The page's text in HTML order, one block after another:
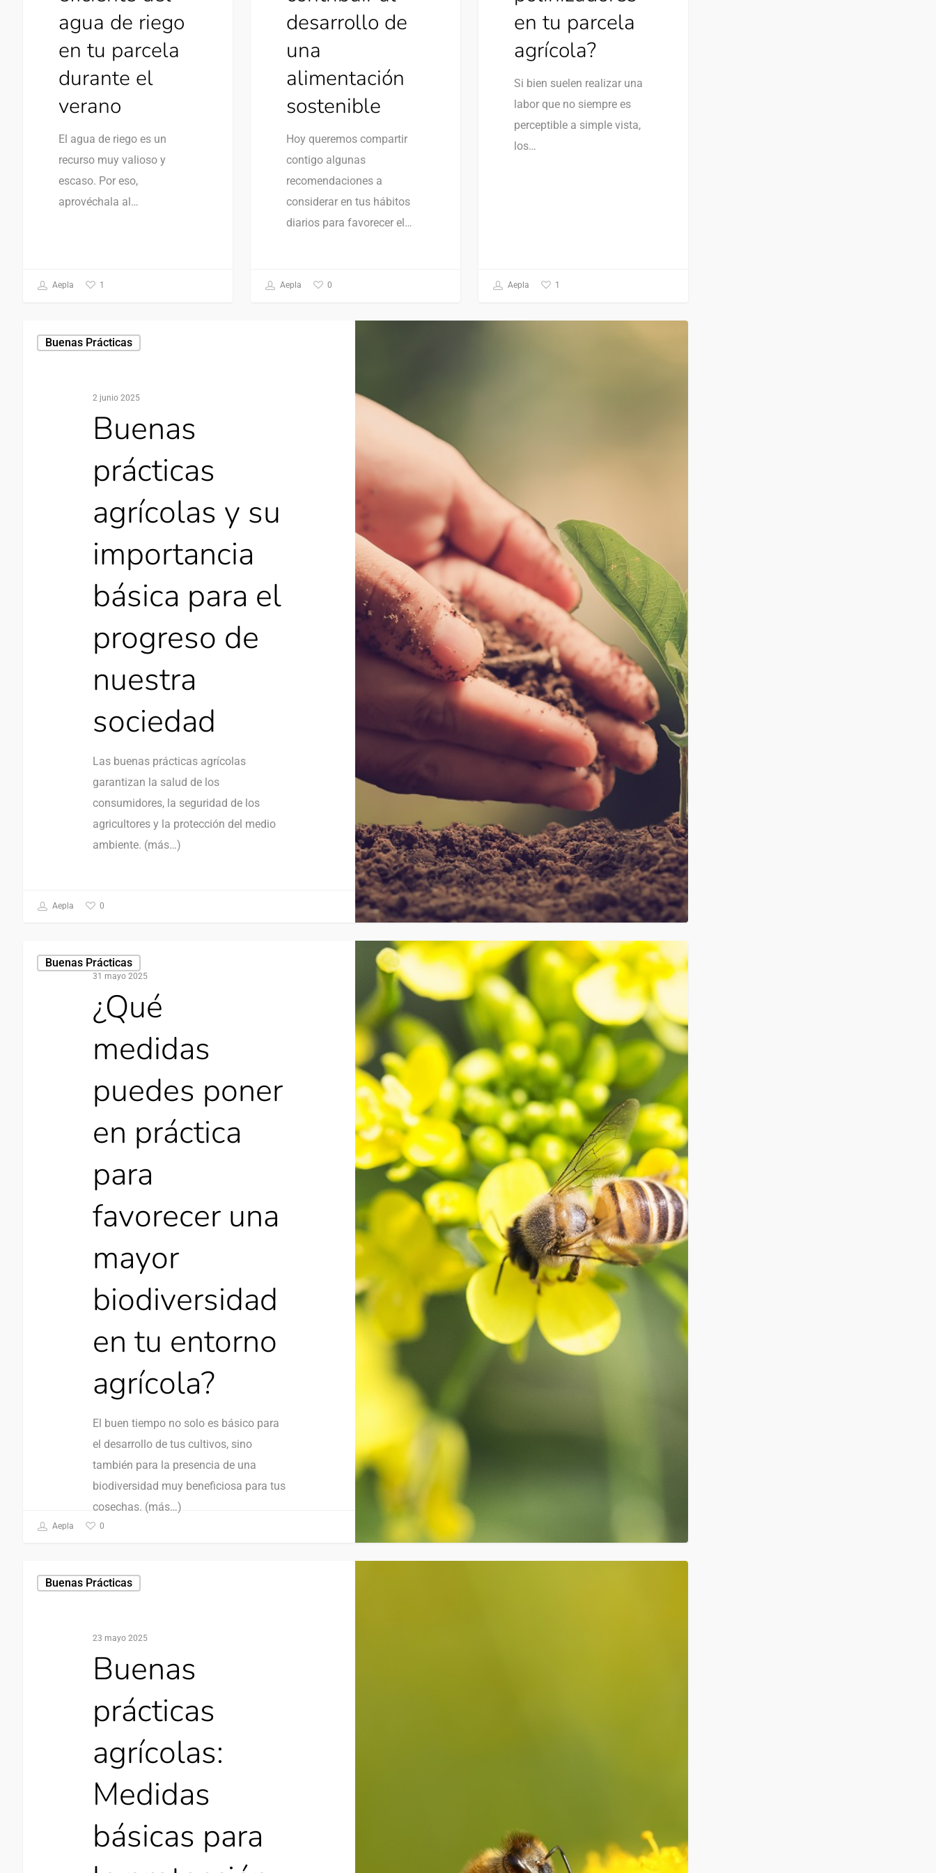
agua de riego
en tu parcela
durante el
verano
El agua de riego es un
recurso muy valioso y
escaso. Por eso,
aprovéchala al…
Aepla 1
desarrollo de
una
alimentación
sostenible
Hoy queremos compartir
contigo algunas
recomendaciones a
considerar en tus hábitos
diarios para favorecer el…
Aepla 0
Buenas Prácticas
2 junio 2025
Buenas
prácticas
agrícolas y su
importancia
básica para el
progreso de
nuestra
sociedad
Las buenas prácticas agrícolas
garantizan la salud de los
consumidores, la seguridad de los
agricultores y la protección del medio
ambiente. (más…)
Aepla 0
Buenas Prácticas
31 mayo 2025
¿Qué
medidas
puedes poner
en práctica
para
favorecer una
mayor
biodiversidad
en tu entorno
agrícola?
El buen tiempo no solo es básico para
el desarrollo de tus cultivos, sino
también para la presencia de una
biodiversidad muy beneficiosa para tus
cosechas. (más…)
Aepla 0
Buenas Prácticas
23 mayo 2025
Buenas
prácticas
agrícolas:
Medidas
básicas para
en tu parcela
agrícola?
Si bien suelen realizar una
labor que no siempre es
perceptible a simple vista,
los…
Aepla 1